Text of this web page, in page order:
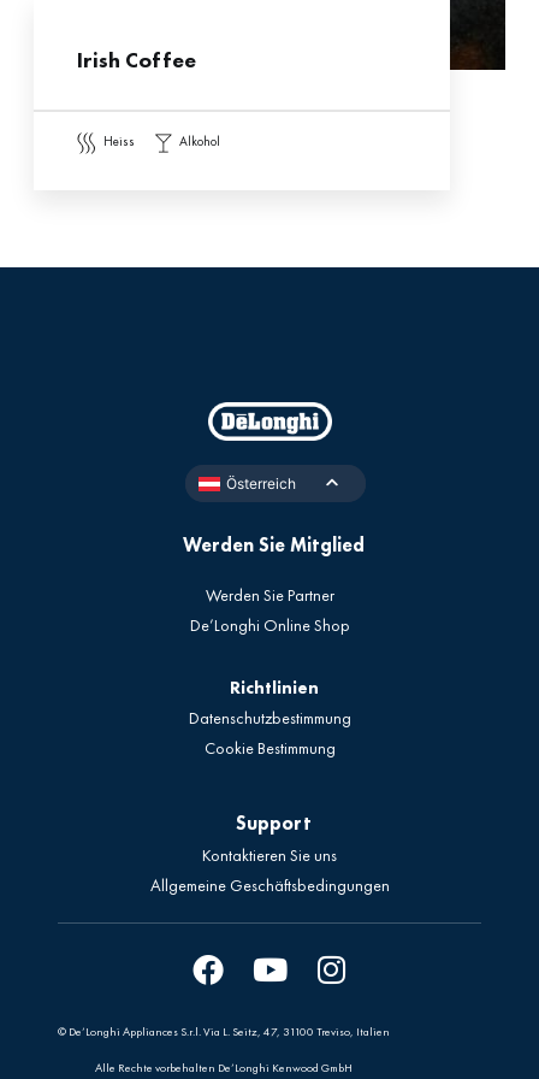
Irish Coffee
heiss alkohol
Österreich
Werden Sie Mitglied
Werden Sie Partner
De’Longhi Online Shop
Richtlinien
Datenschutzbestimmung
Cookie Bestimmung
Support
Kontaktieren Sie uns
Allgemeine Geschäftsbedingungen
© De’Longhi Appliances S.r.l. Via L. Seitz, 47, 31100 Treviso, Italien
Alle Rechte vorbehalten De’Longhi Kenwood GmbH